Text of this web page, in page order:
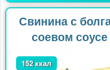
Свинина с
соевом
152 ккал